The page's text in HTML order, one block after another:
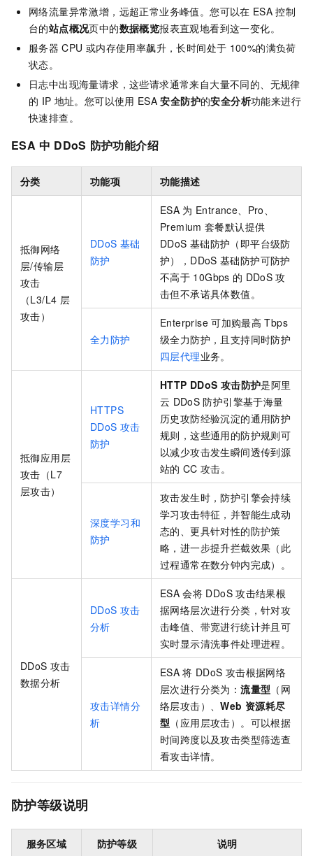
网络流量异常激增，远超正常业务峰值。您可以在 ESA 控制
台的站点概况页中的数据概览报表直观地看到这一变化。
服务器 CPU 或内存使用率飙升，长时间处于 100%的满负荷
状态。
日志中出现海量请求，这些请求通常来自大量不同的、无规律
的 IP 地址。您可以使用 ESA 安全防护的安全分析功能来进行
快速排查。
ESA 中 DDoS 防护功能介绍
分类 功能项 功能描述
抵御网络
层/传输层
攻击
（L3/L4 层
攻击）
DDoS 基础
防护
ESA 为 Entrance、Pro、
Premium 套餐默认提供
DDoS 基础防护（即平台级防
护），DDoS 基础防护可防护
不高于 10Gbps 的 DDoS 攻
击但不承诺具体数值。
全力防护
Enterprise 可加购最高 Tbps
级全力防护，且支持同时防护
四层代理业务。
抵御应用层
攻击（L7
层攻击）
HTTPS
DDoS 攻击
防护
HTTP DDoS 攻击防护是阿里
云 DDoS 防护引擎基于海量
历史攻防经验沉淀的通用防护
规则，这些通用的防护规则可
以减少攻击发生瞬间透传到源
站的 CC 攻击。
深度学习和
防护
攻击发生时，防护引擎会持续
学习攻击特征，并智能生成动
态的、更具针对性的防护策
略，进一步提升拦截效果（此
过程通常在数分钟内完成）。
DDoS 攻击
数据分析
DDoS 攻击
分析
ESA 会将 DDoS 攻击结果根
据网络层次进行分类，针对攻
击峰值、带宽进行统计并且可
实时显示清洗事件处理进程。
攻击详情分
析
ESA 将 DDoS 攻击根据网络
层次进行分类为：流量型 （网
络层攻击）、Web 资源耗尽
型 （应用层攻击）。可以根据
时间跨度以及攻击类型筛选查
看攻击详情。
防护等级说明
服务区域 防护等级 说明